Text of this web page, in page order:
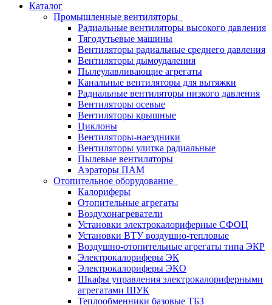
Каталог
Промышленные вентиляторы
Радиальные вентиляторы высокого давления
Тягодутьевые машины
Вентиляторы радиальные среднего давления
Вентиляторы дымоудаления
Пылеулавливающие агрегаты
Канальные вентиляторы для вытяжки
Радиальные вентиляторы низкого давления
Вентиляторы осевые
Вентиляторы крышные
Циклоны
Вентиляторы-наездники
Вентиляторы улитка радиальные
Пылевые вентиляторы
Аэраторы ПАМ
Отопительное оборудование
Калориферы
Отопительные агрегаты
Воздухонагреватели
Установки электрокалориферные СФОЦ
Установки ВТУ воздушно-тепловые
Воздушно-отопительные агрегаты типа ЭКР
Электрокалориферы ЭК
Электрокалориферы ЭКО
Шкафы управления электрокалориферными
агрегатами ШУК
Теплообменники базовые ТБЗ